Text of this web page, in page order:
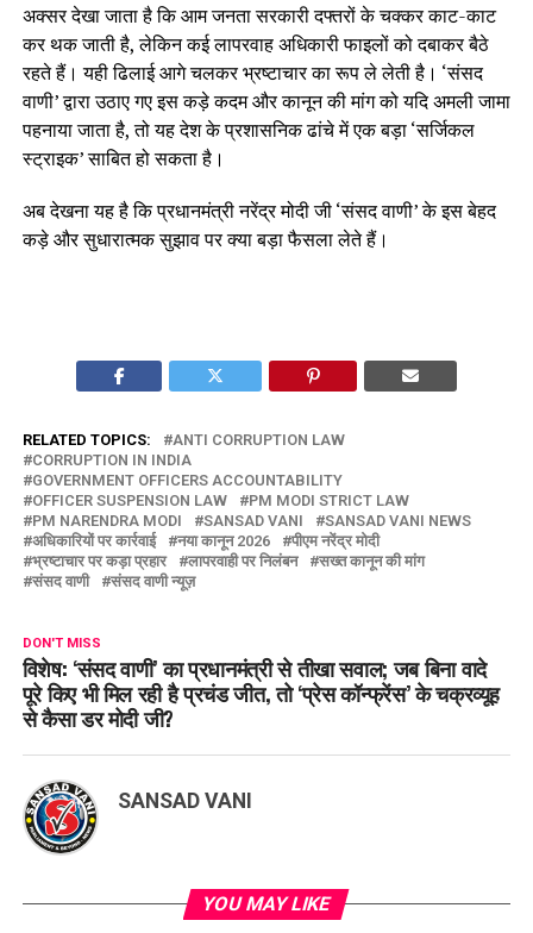
अक्सर देखा जाता है कि आम जनता सरकारी दफ्तरों के चक्कर काट-काट
कर थक जाती है, लेकिन कई लापरवाह अधिकारी फाइलों को दबाकर बैठे
रहते हैं। यही ढिलाई आगे चलकर भ्रष्टाचार का रूप ले लेती है। ‘संसद
वाणी’ द्वारा उठाए गए इस कड़े कदम और कानून की मांग को यदि अमली जामा
पहनाया जाता है, तो यह देश के प्रशासनिक ढांचे में एक बड़ा ‘सर्जिकल
स्ट्राइक’ साबित हो सकता है।
अब देखना यह है कि प्रधानमंत्री नरेंद्र मोदी जी ‘संसद वाणी’ के इस बेहद
कड़े और सुधारात्मक सुझाव पर क्या बड़ा फैसला लेते हैं।
RELATED TOPICS:
ANTI CORRUPTION LAW
CORRUPTION IN INDIA
GOVERNMENT OFFICERS ACCOUNTABILITY
OFFICER SUSPENSION LAW
PM MODI STRICT LAW
PM NARENDRA MODI
SANSAD VANI
SANSAD VANI NEWS
अधिकारियों पर कार्रवाई
नया कानून 2026
पीएम नरेंद्र मोदी
भ्रष्टाचार पर कड़ा प्रहार
लापरवाही पर निलंबन
सख्त कानून की मांग
संसद वाणी
संसद वाणी न्यूज़
DON'T MISS
विशेष: ‘संसद वाणी’ का प्रधानमंत्री से तीखा सवाल; जब बिना वादे
पूरे किए भी मिल रही है प्रचंड जीत, तो ‘प्रेस कॉन्फ्रेंस’ के चक्रव्यूह
से कैसा डर मोदी जी?
SANSAD VANI
YOU MAY LIKE